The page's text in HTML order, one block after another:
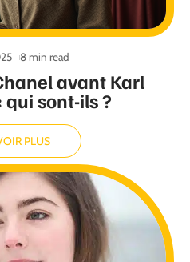
avant Karl
sont-ils ?
8 min read
PLUS